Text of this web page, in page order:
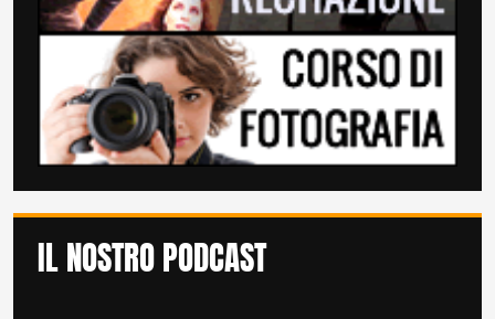
IL NOSTRO PODCAST